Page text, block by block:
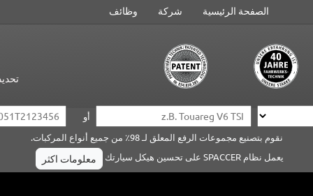
الصفحة الرئيسية شركة وظائف
أو
نقوم بتصنيع مجموعات الرفع المعلق لـ 98٪ من جميع أنواع المركبات.
يعمل نظام SPACCER على تحسين هيكل سيارتك
معلومات اكثر